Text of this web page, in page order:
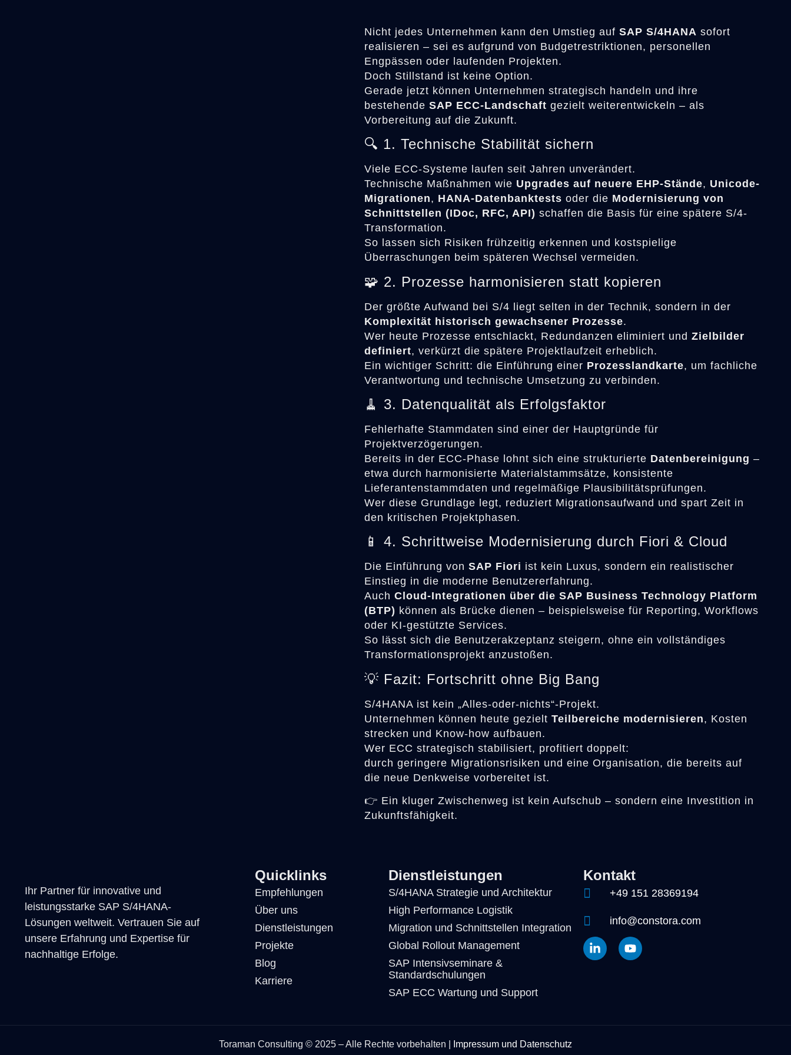
Nicht jedes Unternehmen kann den Umstieg auf SAP S/4HANA sofort
realisieren – sei es aufgrund von Budgetrestriktionen, personellen
Engpässen oder laufenden Projekten.
Doch Stillstand ist keine Option.
Gerade jetzt können Unternehmen strategisch handeln und ihre
bestehende SAP ECC-Landschaft gezielt weiterentwickeln – als
Vorbereitung auf die Zukunft.
🔍 1. Technische Stabilität sichern
Viele ECC-Systeme laufen seit Jahren unverändert.
Technische Maßnahmen wie Upgrades auf neuere EHP-Stände, Unicode-
Migrationen, HANA-Datenbanktests oder die Modernisierung von
Schnittstellen (IDoc, RFC, API) schaffen die Basis für eine spätere S/4-
Transformation.
So lassen sich Risiken frühzeitig erkennen und kostspielige
Überraschungen beim späteren Wechsel vermeiden.
🧩 2. Prozesse harmonisieren statt kopieren
Der größte Aufwand bei S/4 liegt selten in der Technik, sondern in der
Komplexität historisch gewachsener Prozesse.
Wer heute Prozesse entschlackt, Redundanzen eliminiert und Zielbilder
definiert, verkürzt die spätere Projektlaufzeit erheblich.
Ein wichtiger Schritt: die Einführung einer Prozesslandkarte, um fachliche
Verantwortung und technische Umsetzung zu verbinden.
🧹 3. Datenqualität als Erfolgsfaktor
Fehlerhafte Stammdaten sind einer der Hauptgründe für
Projektverzögerungen.
Bereits in der ECC-Phase lohnt sich eine strukturierte Datenbereinigung –
etwa durch harmonisierte Materialstammsätze, konsistente
Lieferantenstammdaten und regelmäßige Plausibilitätsprüfungen.
Wer diese Grundlage legt, reduziert Migrationsaufwand und spart Zeit in
den kritischen Projektphasen.
📱 4. Schrittweise Modernisierung durch Fiori & Cloud
Die Einführung von SAP Fiori ist kein Luxus, sondern ein realistischer
Einstieg in die moderne Benutzererfahrung.
Auch Cloud-Integrationen über die SAP Business Technology Platform
(BTP) können als Brücke dienen – beispielsweise für Reporting, Workflows
oder KI-gestützte Services.
So lässt sich die Benutzerakzeptanz steigern, ohne ein vollständiges
Transformationsprojekt anzustoßen.
💡 Fazit: Fortschritt ohne Big Bang
S/4HANA ist kein „Alles-oder-nichts“-Projekt.
Unternehmen können heute gezielt Teilbereiche modernisieren, Kosten
strecken und Know-how aufbauen.
Wer ECC strategisch stabilisiert, profitiert doppelt:
durch geringere Migrationsrisiken und eine Organisation, die bereits auf
die neue Denkweise vorbereitet ist.
👉 Ein kluger Zwischenweg ist kein Aufschub – sondern eine Investition in
Zukunftsfähigkeit.
Ihr Partner für innovative und
leistungsstarke SAP S/4HANA-
Lösungen weltweit. Vertrauen Sie auf
unsere Erfahrung und Expertise für
nachhaltige Erfolge.
Quicklinks
Empfehlungen
Über uns
Dienstleistungen
Projekte
Blog
Karriere
Dienstleistungen
S/4HANA Strategie und Architektur
High Performance Logistik
Migration und Schnittstellen Integration
Global Rollout Management
SAP Intensivseminare &
Standardschulungen
SAP ECC Wartung und Support
Kontakt
+49 151 28369194
info@constora.com
Toraman Consulting © 2025 – Alle Rechte vorbehalten | Impressum und Datenschutz